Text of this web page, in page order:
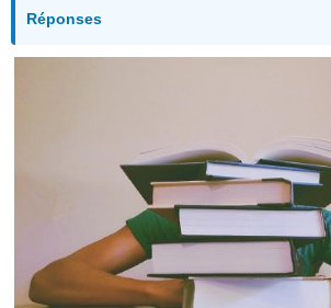
Réponses